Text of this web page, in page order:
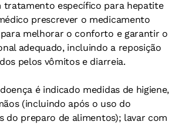
tratamento específico para hepatite
prescrever o medicamento
melhorar o conforto e garantir o
adequado, incluindo a reposição
pelos vômitos e diarreia.
é indicado medidas de higiene,
(incluindo após o uso do
do preparo de alimentos); lavar com